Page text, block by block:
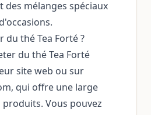
des mélanges spéciaux
du thé Tea Forté ?
du thé Tea Forté
site web ou sur
qui offre une large
Vous pouvez